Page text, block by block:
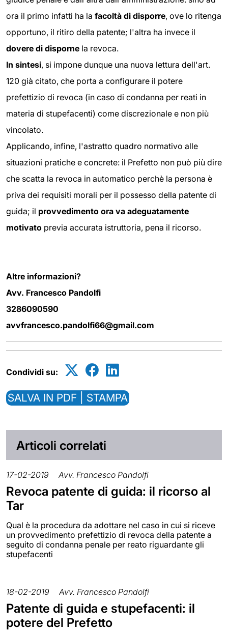
ora il primo infatti ha la facoltà di disporre, ove lo ritenga
opportuno, il ritiro della patente; l'altra ha invece il
dovere di disporne la revoca.
In sintesi, si impone dunque una nuova lettura dell'art.
120 già citato, che porta a configurare il potere
prefettizio di revoca (in caso di condanna per reati in
materia di stupefacenti) come discrezionale e non più
vincolato.
Applicando, infine, l'astratto quadro normativo alle
situazioni pratiche e concrete: il Prefetto non può più dire
che scatta la revoca in automatico perchè la persona è
priva dei requisiti morali per il possesso della patente di
guida; il provvedimento ora va adeguatamente
motivato previa accurata istruttoria, pena il ricorso.
Altre informazioni?
Avv. Francesco Pandolfi
3286090590
avvfrancesco.pandolfi66@gmail.com
Condividi su:
SALVA IN PDF | STAMPA
Articoli correlati
17-02-2019 Avv. Francesco Pandolfi
Revoca patente di guida: il ricorso al
Tar
Qual è la procedura da adottare nel caso in cui si riceve
un provvedimento prefettizio di revoca della patente a
seguito di condanna penale per reato riguardante gli
stupefacenti
18-02-2019 Avv. Francesco Pandolfi
Patente di guida e stupefacenti: il
potere del Prefetto